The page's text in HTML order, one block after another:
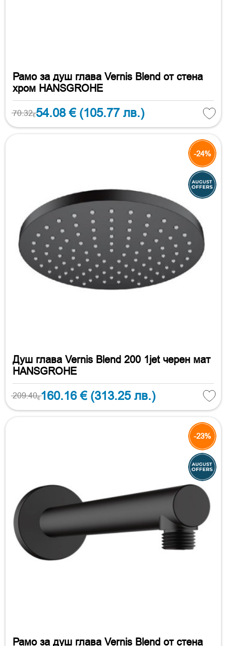
Рамо за душ глава Vernis Blend от стена
хром HANSGROHE
70.32€54.08 € (105.77 лв.)
-24%
Душ глава Vernis Blend 200 1jet черен мат
HANSGROHE
209.40€160.16 € (313.25 лв.)
-23%
Рамо за душ глава Vernis Blend от стена